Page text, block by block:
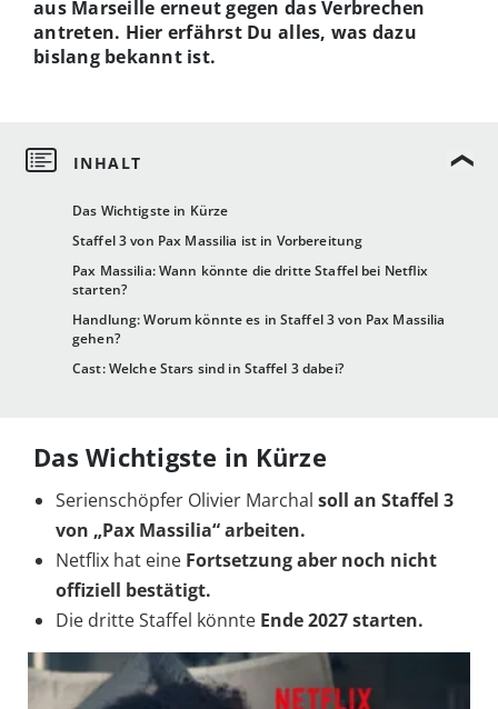
Das Wichtigste in Kürze
Staffel 3 von Pax Massilia ist in Vorbereitung
Pax Massilia: Wann könnte die dritte Staffel bei Netflix
starten?
Handlung: Worum könnte es in Staffel 3 von Pax Massilia
gehen?
Cast: Welche Stars sind in Staffel 3 dabei?
aus Marseille erneut gegen das Verbrechen
antreten. Hier erfährst Du alles, was dazu
bislang bekannt ist.
Das Wichtigste in Kürze
Serienschöpfer Olivier Marchal soll an Staffel 3
von „Pax Massilia“ arbeiten.
Netflix hat eine Fortsetzung aber noch nicht
offiziell bestätigt.
Die dritte Staffel könnte Ende 2027 starten.